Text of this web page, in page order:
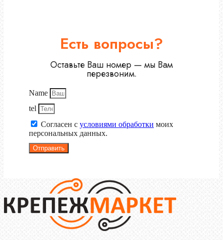
Есть вопросы?
Оставьте Ваш номер — мы Вам
перезвоним.
Name
tel
Согласен с условиями обработки моих
персональных данных.
Отправить